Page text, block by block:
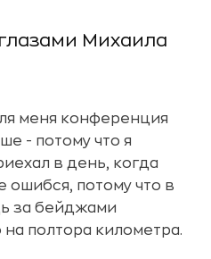
Михаила
меня конференция
- потому что я
в день, когда
потому что в
за бейджами
полтора километра.